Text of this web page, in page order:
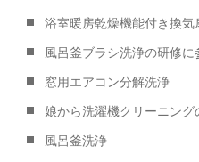
浴室暖房乾燥機能付き換
風呂釜ブラシ洗浄の研修に
窓用エアコン分解洗浄
娘から洗濯機クリーニン
風呂釜洗浄